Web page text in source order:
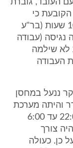
העובד, גוברת
כי
תחומו של יום עבודה בשמירה הוא בן 10 שעות (בר"ע
נגיסה (עבודה
לא שילמה
העבודה
היקר ננעל במחסן
והיתה מערכת
אזעקה: מתקנים אלה היו גם בשעות 22:00 עד 6:00
צורך
לשעה 22:00. יתר על כן. כעולה